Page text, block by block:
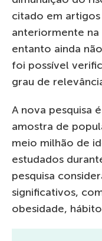
citado em
anteriormente
entanto ainda
foi possível
grau de
A nova pesquisa
amostra de
meio milhão de
estudados
pesquisa
significativos,
obesidade,